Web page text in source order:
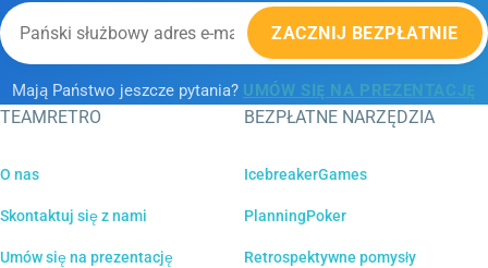
ZACZNIJ BEZPŁATNIE
Mają Państwo jeszcze pytania? UMÓW SIĘ NA PREZENTACJĘ
TEAMRETRO
O nas
Skontaktuj się z nami
Umów się na prezentację
BEZPŁATNE NARZĘDZIA
IcebreakerGames
PlanningPoker
Retrospektywne pomysły